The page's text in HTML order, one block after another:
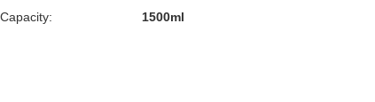
Capacity: 1500ml